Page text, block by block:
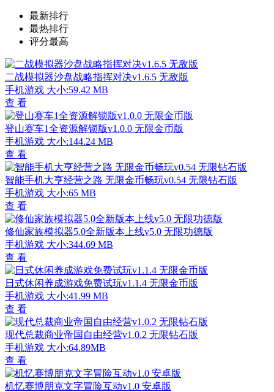
最新排行
最热排行
评分最高
二战模拟器沙盘战略指挥对决v1.6.5 无敌版
手机游戏 大小:59.42 MB
查 看
登山赛车1全资源解锁版v1.0.0 无限金币版
手机游戏 大小:144.24 MB
查 看
智能手机大亨经营之路 无限金币畅玩v0.54 无限钻石版
手机游戏 大小:65 MB
查 看
修仙家族模拟器5.0全新版本上线v5.0 无限功德版
手机游戏 大小:344.69 MB
查 看
日式休闲养成游戏免费试玩v1.1.4 无限金币版
手机游戏 大小:41.99 MB
查 看
现代总裁商业帝国自由经营v1.0.2 无限钻石版
手机游戏 大小:64.89MB
查 看
机忆赛博朋克文字冒险互动v1.0 安卓版